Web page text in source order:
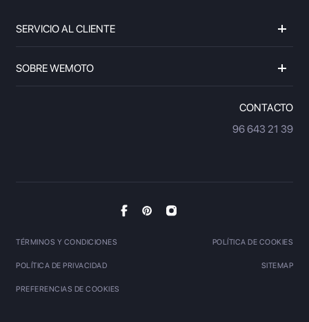
SERVICIO AL CLIENTE
SOBRE WEMOTO
CONTACTO
96 643 21 39
TÉRMINOS Y CONDICIONES POLÍTICA DE COOKIES
POLÍTICA DE PRIVACIDAD SITEMAP
PREFERENCIAS DE COOKIES